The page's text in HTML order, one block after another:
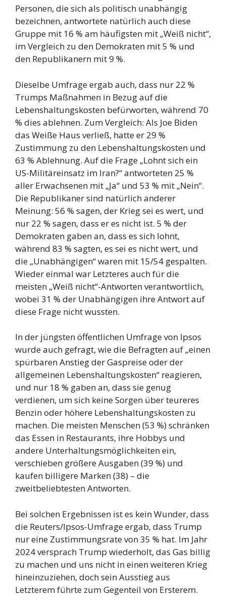
Personen, die sich als politisch unabhängig
bezeichnen, antwortete natürlich auch diese
Gruppe mit 16 % am häufigsten mit „Weiß nicht“,
im Vergleich zu den Demokraten mit 5 % und
den Republikanern mit 9 %.
Dieselbe Umfrage ergab auch, dass nur 22 %
Trumps Maßnahmen in Bezug auf die
Lebenshaltungskosten befürworten, während 70
% dies ablehnen. Zum Vergleich: Als Joe Biden
das Weiße Haus verließ, hatte er 29 %
Zustimmung zu den Lebenshaltungskosten und
63 % Ablehnung. Auf die Frage „Lohnt sich ein
US-Militäreinsatz im Iran?“ antworteten 25 %
aller Erwachsenen mit „Ja“ und 53 % mit „Nein“.
Die Republikaner sind natürlich anderer
Meinung: 56 % sagen, der Krieg sei es wert, und
nur 22 % sagen, dass er es nicht ist. 5 % der
Demokraten gaben an, dass es sich lohnt,
während 83 % sagten, es sei es nicht wert, und
die „Unabhängigen“ waren mit 15/54 gespalten.
Wieder einmal war Letzteres auch für die
meisten „Weiß nicht“-Antworten verantwortlich,
wobei 31 % der Unabhängigen ihre Antwort auf
diese Frage nicht wussten.
In der jüngsten öffentlichen Umfrage von Ipsos
wurde auch gefragt, wie die Befragten auf „einen
spürbaren Anstieg der Gaspreise oder der
allgemeinen Lebenshaltungskosten“ reagieren,
und nur 18 % gaben an, dass sie genug
verdienen, um sich keine Sorgen über teureres
Benzin oder höhere Lebenshaltungskosten zu
machen. Die meisten Menschen (53 %) schränken
das Essen in Restaurants, ihre Hobbys und
andere Unterhaltungsmöglichkeiten ein,
verschieben größere Ausgaben (39 %) und
kaufen billigere Marken (38) – die
zweitbeliebtesten Antworten.
Bei solchen Ergebnissen ist es kein Wunder, dass
die Reuters/Ipsos-Umfrage ergab, dass Trump
nur eine Zustimmungsrate von 35 % hat. Im Jahr
2024 versprach Trump wiederholt, das Gas billig
zu machen und uns nicht in einen weiteren Krieg
hineinzuziehen, doch sein Ausstieg aus
Letzterem führte zum Gegenteil von Ersterem.